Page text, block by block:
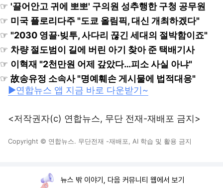
☞ '끌어안고 귀에 뽀뽀' 구의원 성추행한 구청 공무원
☞ 미국 플로리다주 "도쿄 올림픽, 대신 개최하겠다"
☞ "2030 영끌·빚투, 사다리 끊긴 세대의 절박함이죠"
☞ 차량 절도범이 길에 버린 아기 찾아 준 택배기사
☞ 이혁재 "2천만원 어제 갚았다…피소 사실 아냐"
☞ 故송유정 소속사 "명예훼손 게시물에 법적대응"
▶연합뉴스 앱 지금 바로 다운받기~
<저작권자(c) 연합뉴스, 무단 전재-재배포 금지>
Copyright © 연합뉴스. 무단전재 -재배포, AI 학습 및 활용 금지
뉴스 밖 이야기, 다음 커뮤니티 웹에서 보기